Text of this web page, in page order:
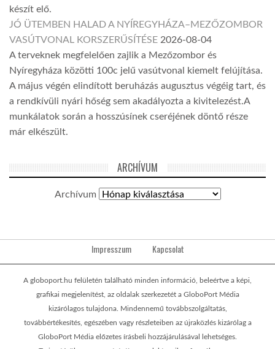
készít elő.
JÓ ÜTEMBEN HALAD A NYÍREGYHÁZA–MEZŐZOMBOR
VASÚTVONAL KORSZERŰSÍTÉSE 2026-08-04
A terveknek megfelelően zajlik a Mezőzombor és
Nyíregyháza közötti 100c jelű vasútvonal kiemelt felújítása.
A május végén elindított beruházás augusztus végéig tart, és
a rendkívüli nyári hőség sem akadályozta a kivitelezést.A
munkálatok során a hosszúsínek cseréjének döntő része
már elkészült.
ARCHÍVUM
Archívum
Impresszum Kapcsolat
A globoport.hu felületén található minden információ, beleértve a képi,
grafikai megjelenítést, az oldalak szerkezetét a GloboPort Média
kizárólagos tulajdona. Mindennemű továbbszolgáltatás,
továbbértékesítés, egészében vagy részleteiben az újraközlés kizárólag a
GloboPort Média előzetes írásbeli hozzájárulásával lehetséges.